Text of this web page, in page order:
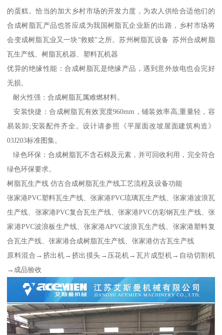
的蛋糕。恰当的加大乡村市场的开发力度，为农人供给合适他们的
合成树脂瓦产品也答应成为我国树脂瓦企业新的出路，乡村市场将
会变成树脂瓦业又一块“救赎”之所。苏州树脂瓦设备 苏州合成树脂
瓦生产线、树脂瓦机器、塑料瓦机器
优异的绝缘性能：合成树脂瓦是绝缘产品，遇到意外放电也会完好
无损。
耐火性强：合成树脂瓦属难燃材料。
安装快捷：合成树脂瓦有效宽度960mm，铺装效率高;重量轻，容
易装卸;安装配件齐全。设计请参照《平屋面改坡屋面建筑构造》
03J203标准图集。
绿色环保：合成树脂瓦不含石棉及元素，并可回收利用，完全符合
绿色环保要求。
树脂瓦生产线 仿古合成树脂瓦生产线工艺流程及设备功能
张家港PVC塑料瓦生产线、张家港PVC琉璃瓦生产线、张家港波浪瓦
生产线、张家港PVC复合瓦生产线、张家港PVC仿彩钢瓦生产线、张
家港PVC波浪板生产线、张家港APVC波浪瓦生产线、张家港塑料复
合瓦生产线、张家港合成树脂瓦生产线、张家港仿古瓦生产线
原料混合→挤出机→挤出摸头→压花机→瓦片成型机→自动切割机
→成品验收